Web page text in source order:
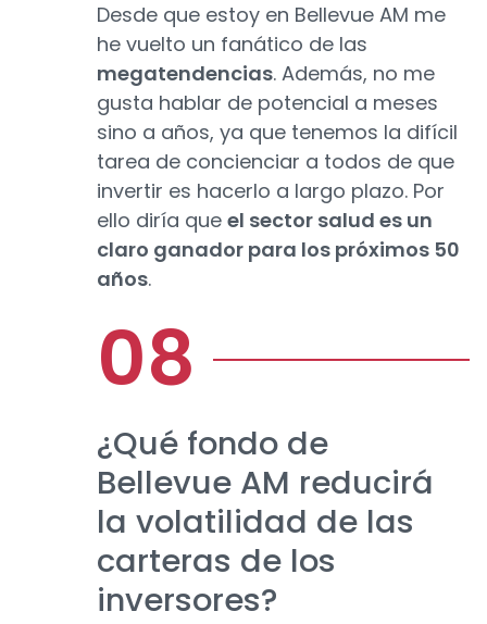
Desde que estoy en Bellevue AM me
he vuelto un fanático de las
megatendencias. Además, no me
gusta hablar de potencial a meses
sino a años, ya que tenemos la difícil
tarea de concienciar a todos de que
invertir es hacerlo a largo plazo. Por
ello diría que el sector salud es un
claro ganador para los próximos 50
años.
¿Qué fondo de
Bellevue AM reducirá
la volatilidad de las
carteras de los
inversores?